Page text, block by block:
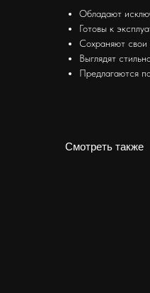
Обладают
Готовы к
Сохраняют свои
Выглядят
Предлагаются
Смотреть также